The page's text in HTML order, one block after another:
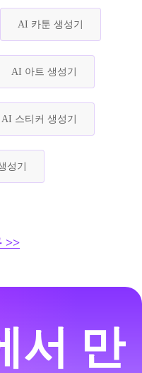
AI 카툰 생성기
AI 아트 생성기
AI 스티커 생성기
성기
>>
서 만